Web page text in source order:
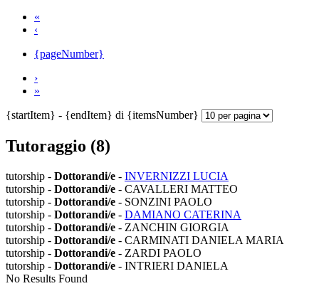
«
‹
{pageNumber}
›
»
{startItem} - {endItem} di {itemsNumber}
Tutoraggio (8)
tutorship - Dottorandi/e - INVERNIZZI LUCIA
tutorship - Dottorandi/e - CAVALLERI MATTEO
tutorship - Dottorandi/e - SONZINI PAOLO
tutorship - Dottorandi/e - DAMIANO CATERINA
tutorship - Dottorandi/e - ZANCHIN GIORGIA
tutorship - Dottorandi/e - CARMINATI DANIELA MARIA
tutorship - Dottorandi/e - ZARDI PAOLO
tutorship - Dottorandi/e - INTRIERI DANIELA
No Results Found